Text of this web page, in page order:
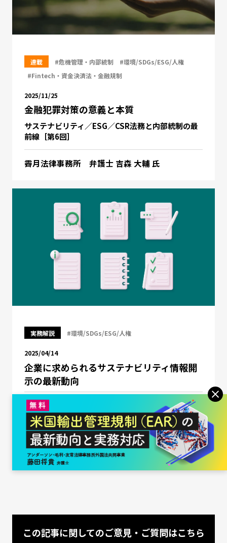
連載 #危機管理・内部統制
#環境/SDGs/ESG/人権
#Fintech・資金決済法・金融規制
2025/11/25
金融犯罪対策の意義と本質
サステナビリティ／ESG／CSR法務と内部統制の最
前線［第6回］
霽月法律事務所 弁護士 吉森 大輔 氏
実務解説 #環境/SDGs/ESG/人権
2025/04/14
企業に求められるサステナビリティ情報開
示の最新動向
中村・角田・松本法律事務所 弁護士 中島 正裕
氏
中村・角田・松本法律事務所 弁護士 小原 隆太
郎 氏
この記事に関してのご意見・ご質問はこちら